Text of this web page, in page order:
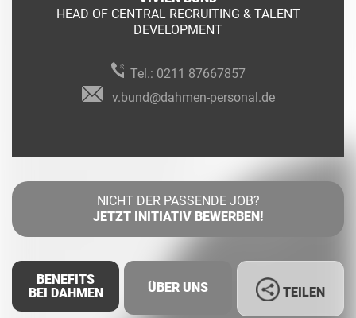
HEAD OF CENTRAL RECRUITING & TALENT
DEVELOPMENT
Tel.: 0211 87667857
v.bund@dahmen-personal.de
NICHT DER PASSENDE JOB?
JETZT INITIATIV BEWERBEN!
BENEFITS
BEI DAHMEN
ÜBER UNS TEILEN